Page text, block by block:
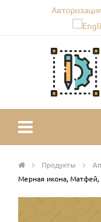
Продукты
Мерная икона, Матфей,